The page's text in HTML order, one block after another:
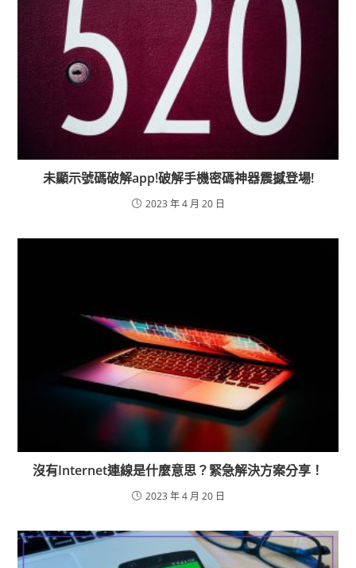
未顯示號碼破解app!破解手機密碼神器震撼登場!
2023 年 4 月 20 日
沒有Internet連線是什麼意思？緊急解決方案分享！
2023 年 4 月 20 日